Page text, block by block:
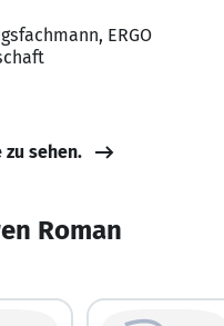
ERGO
zu sehen.
Roman